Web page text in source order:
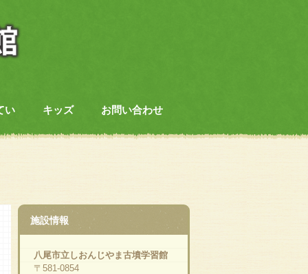
い キッズ お問い合わせ
施設情報
八尾市立しおんじやま古墳学習館
〒581-0854